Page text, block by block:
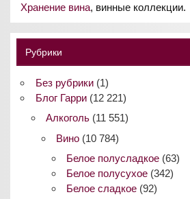
Хранение вина, винные коллекции.
Рубрики
Без рубрики(1)
Блог Гарри(12 221)
Алкоголь(11 551)
Вино(10 784)
Белое полусладкое (63)
Белое полусухое (342)
Белое сладкое (92)